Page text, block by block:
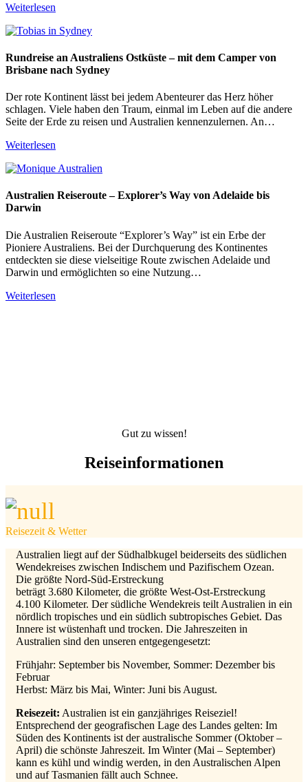
Weiterlesen
Rundreise an Australiens Ostküste – mit dem Camper von
Brisbane nach Sydney
Der rote Kontinent lässt bei jedem Abenteurer das Herz höher
schlagen. Viele haben den Traum, einmal im Leben auf die andere
Seite der Erde zu reisen und Australien kennenzulernen. An…
Weiterlesen
Australien Reiseroute – Explorer’s Way von Adelaide bis
Darwin
Die Australien Reiseroute “Explorer’s Way” ist ein Erbe der
Pioniere Australiens. Bei der Durchquerung des Kontinentes
entdeckten sie diese vielseitige Route zwischen Adelaide und
Darwin und ermöglichten so eine Nutzung…
Weiterlesen
Gut zu wissen!
Reiseinformationen
Reisezeit & Wetter
Australien liegt auf der Südhalbkugel beiderseits des südlichen
Wendekreises zwischen Indischem und Pazifischem Ozean.
Die größte Nord-Süd-Erstreckung
beträgt 3.680 Kilometer, die größte West-Ost-Erstreckung
4.100 Kilometer. Der südliche Wendekreis teilt Australien in ein
nördlich tropisches und ein südlich subtropisches Gebiet. Das
Innere ist wüstenhaft und trocken. Die Jahreszeiten in
Australien sind den unseren entgegengesetzt:
Frühjahr: September bis November, Sommer: Dezember bis
Februar
Herbst: März bis Mai, Winter: Juni bis August.
Reisezeit: Australien ist ein ganzjähriges Reiseziel!
Entsprechend der geografischen Lage des Landes gelten: Im
Süden des Kontinents ist der australische Sommer (Oktober –
April) die schönste Jahreszeit. Im Winter (Mai – September)
kann es kühl und windig werden, in den Australischen Alpen
und auf Tasmanien fällt auch Schnee.